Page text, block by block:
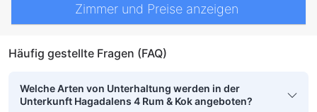
Zimmer und Preise anzeigen
Häufig gestellte Fragen (FAQ)
Welche Arten von Unterhaltung werden in der
Unterkunft Hagadalens 4 Rum & Kok angeboten?